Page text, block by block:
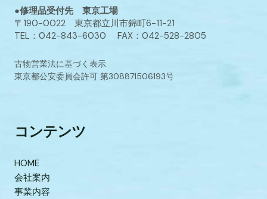
●修理品受付先 東京工場
〒190-0022 東京都立川市錦町6-11-21
TEL：042-843-6030 FAX：042-528-2805
古物営業法に基づく表示
東京都公安委員会許可 第308871506193号
コンテンツ
HOME
会社案内
事業内容